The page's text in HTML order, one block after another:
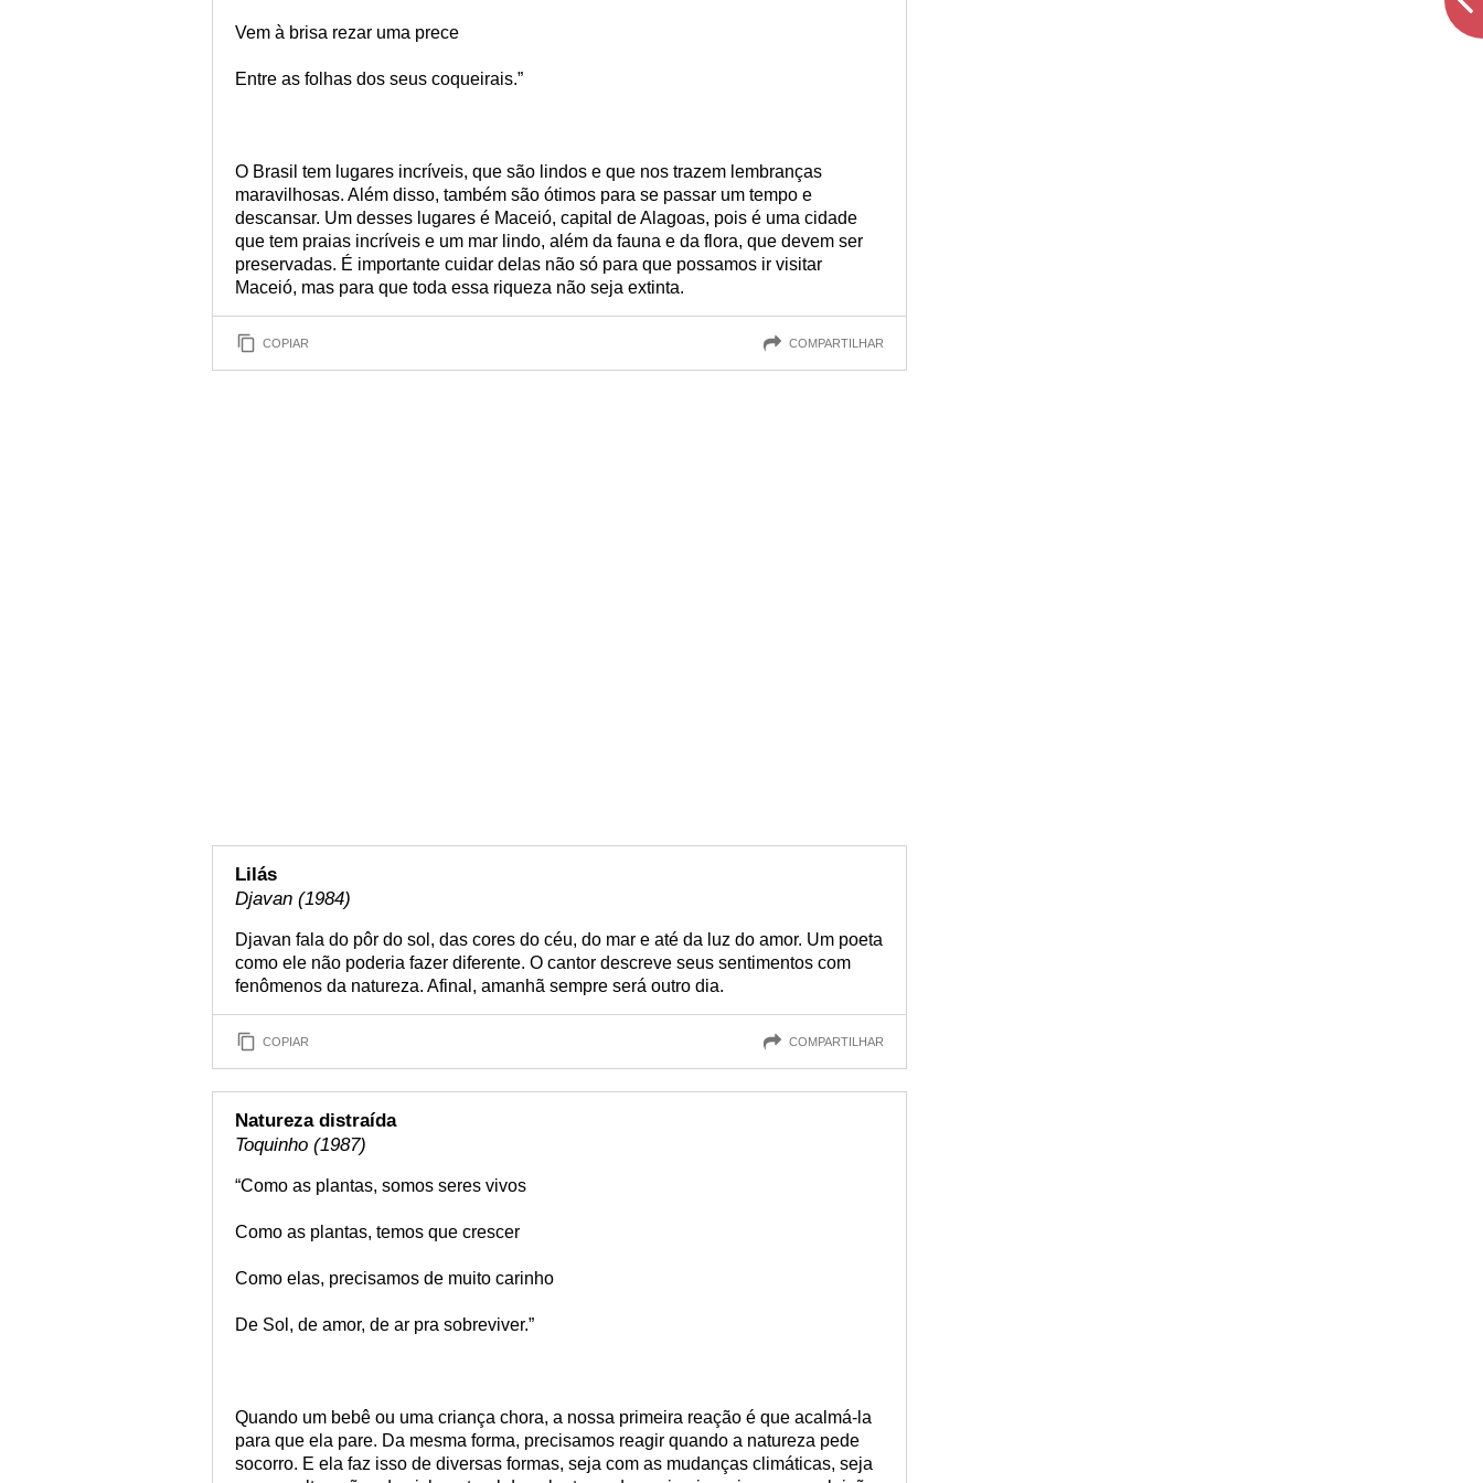
Vem à brisa rezar uma prece
Entre as folhas dos seus coqueirais.”
O Brasil tem lugares incríveis, que são lindos e que nos trazem lembranças
maravilhosas. Além disso, também são ótimos para se passar um tempo e
descansar. Um desses lugares é Maceió, capital de Alagoas, pois é uma cidade
que tem praias incríveis e um mar lindo, além da fauna e da flora, que devem ser
preservadas. É importante cuidar delas não só para que possamos ir visitar
Maceió, mas para que toda essa riqueza não seja extinta.
COPIAR COMPARTILHAR
Lilás
Djavan (1984)
Djavan fala do pôr do sol, das cores do céu, do mar e até da luz do amor. Um poeta
como ele não poderia fazer diferente. O cantor descreve seus sentimentos com
fenômenos da natureza. Afinal, amanhã sempre será outro dia.
COPIAR COMPARTILHAR
Natureza distraída
Toquinho (1987)
“Como as plantas, somos seres vivos
Como as plantas, temos que crescer
Como elas, precisamos de muito carinho
De Sol, de amor, de ar pra sobreviver.”
Quando um bebê ou uma criança chora, a nossa primeira reação é que acalmá-la
para que ela pare. Da mesma forma, precisamos reagir quando a natureza pede
socorro. E ela faz isso de diversas formas, seja com as mudanças climáticas, seja